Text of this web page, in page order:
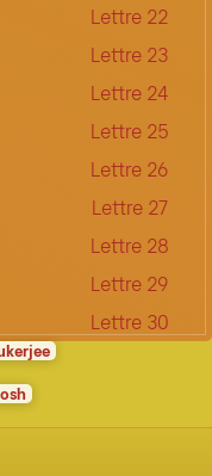
Lettre 22
Lettre 23
Lettre 24
Lettre 25
Lettre 26
Lettre 27
Lettre 28
Lettre 29
Lettre 30